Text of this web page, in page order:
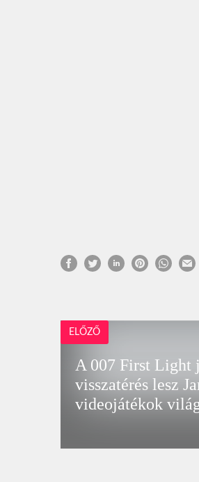
ELŐZŐ
A 007 First Light
visszatérés lesz
videojátékok